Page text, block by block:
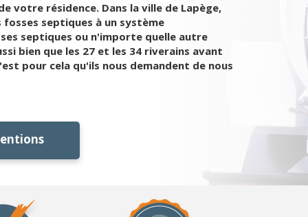
votre résidence. Dans la ville de Lapège,
septiques à un système
septiques ou n'importe quelle autre
bien que les 27 et les 34 riverains avant
pour cela qu'ils nous demandent de nous